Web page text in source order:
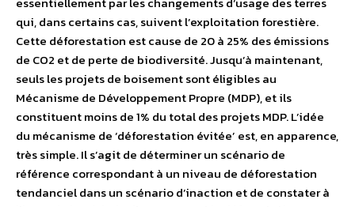
qui, dans certains cas, suivent l’exploitation forestière.
Cette déforestation est cause de 20 à 25% des émissions
de CO2 et de perte de biodiversité. Jusqu’à maintenant,
seuls les projets de boisement sont éligibles au
Mécanisme de Développement Propre (MDP), et ils
constituent moins de 1% du total des projets MDP. L’idée
du mécanisme de ‘déforestation évitée’ est, en apparence,
très simple. Il s’agit de déterminer un scénario de
référence correspondant à un niveau de déforestation
tendanciel dans un scénario d’inaction et de constater à